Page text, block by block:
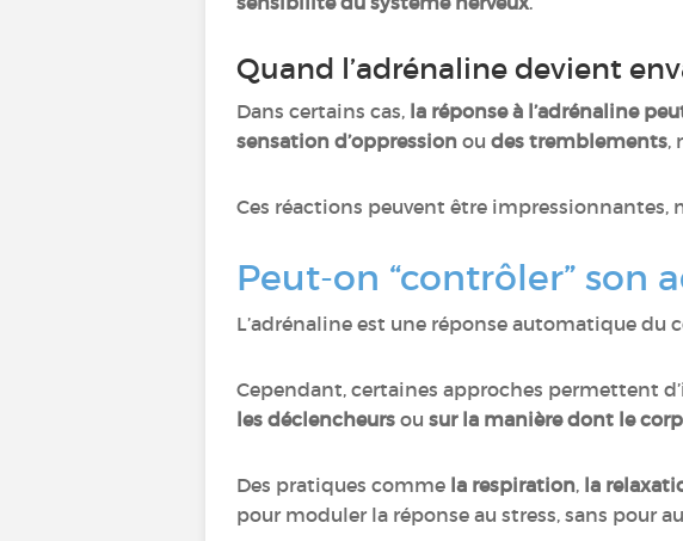
Quand l’adrénaline devient
Dans certains cas, la réponse à l’adrénaline
sensation d’oppression ou des tremblements,
Ces réactions peuvent être
Peut-on “contrôler” son
L’adrénaline est une réponse automatique du
Cependant, certaines approches permettent
les déclencheurs ou sur la manière dont le
Des pratiques comme la respiration, la
pour moduler la réponse au stress, sans pour